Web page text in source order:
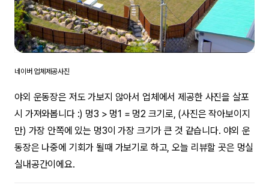
네이버 업체제공사진
야외 운동장은 저도 가보지 않아서 업체에서 제공한 사진을 살포
시 가져와봅니다 :) 멍3 > 멍1 = 멍2 크기로, (사진은 작아보이지
만) 가장 안쪽에 있는 멍3이 가장 크기가 큰 것 같습니다. 야외 운
동장은 나중에 기회가 될때 가보기로 하고, 오늘 리뷰할 곳은 멍실
실내공간이에요.